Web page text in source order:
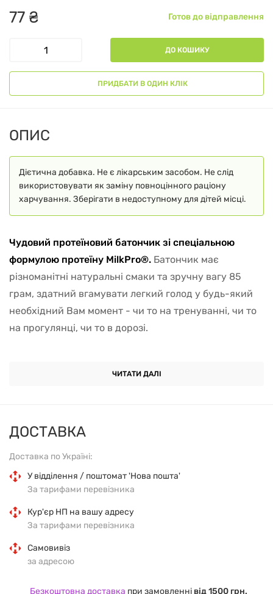
77 ₴ Готов до відправлення
ДО КОШИКУ
ПРИДБАТИ В ОДИН КЛІК
ДОСТАВКА
Доставка по Україні:
У відділення / поштомат 'Нова пошта'
За тарифами перевізника
Кур'єр НП на вашу адресу
За тарифами перевізника
Самовивіз
за адресою
Безкоштовна доставка при замовленні від 1500 грн.
ОПИС
Дієтична добавка. Не є лікарським засобом. Не слід
використовувати як заміну повноцінного раціону
харчування. Зберігати в недоступному для дітей місці.
Чудовий протеїновий батончик зі спеціальною
формулою протеїну MilkPro®. Батончик має
різноманітні натуральні смаки та зручну вагу 85
грам, здатний вгамувати легкий голод у будь-який
необхідний Вам момент - чи то на тренуванні, чи то
на прогулянці, чи то в дорозі.
ексклюзивних інгредієнтів, є також спеціальні
батончика є формула MilkPro® Protein Blend, що
складається частково з концентрату сироваткового
білка CFM®, сироваткового ізоляту, і формули
ізоляту HydroVon®. Формула збагачена
гідролізованими пептидами.
ЧИТАТИ ДАЛІ